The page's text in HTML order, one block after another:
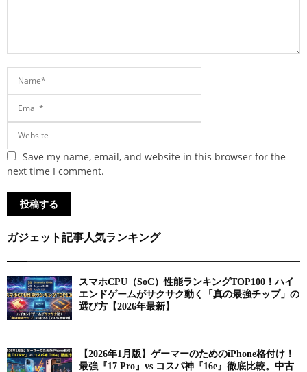
Save my name, email, and website in this browser for the
next time I comment.
ガジェット記事人気ランキング
スマホCPU（SoC）性能ランキングTOP100！ハイ
エンドゲームがサクサク動く「真の最強チップ」の
選び方【2026年最新】
【2026年1月版】ゲーマーのためのiPhone格付け！
最強『17 Pro』vs コスパ神『16e』徹底比較。中古